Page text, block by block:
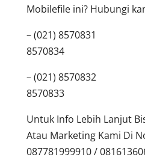
Mobilefile ini? Hubungi
– (021)
8570834
– (021)
8570833
Untuk Info Lebih Lanjut
Atau Marketing Kami Di
087781999910 /